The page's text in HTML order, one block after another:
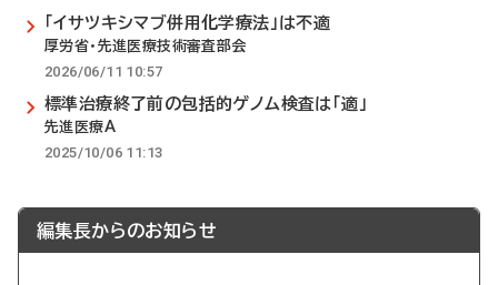
「イサツキシマブ併用化学療法」は不適
厚労省・先進医療技術審査部会
2026/06/11 10:57
標準治療終了前の包括的ゲノム検査は「適」
先進医療A
2025/10/06 11:13
編集長からのお知らせ